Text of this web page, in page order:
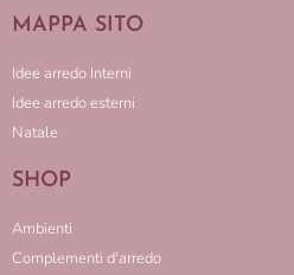
MAPPA SITO
Idee arredo Interni
Idee arredo esterni
Natale
SHOP
Ambienti
Complementi d'arredo